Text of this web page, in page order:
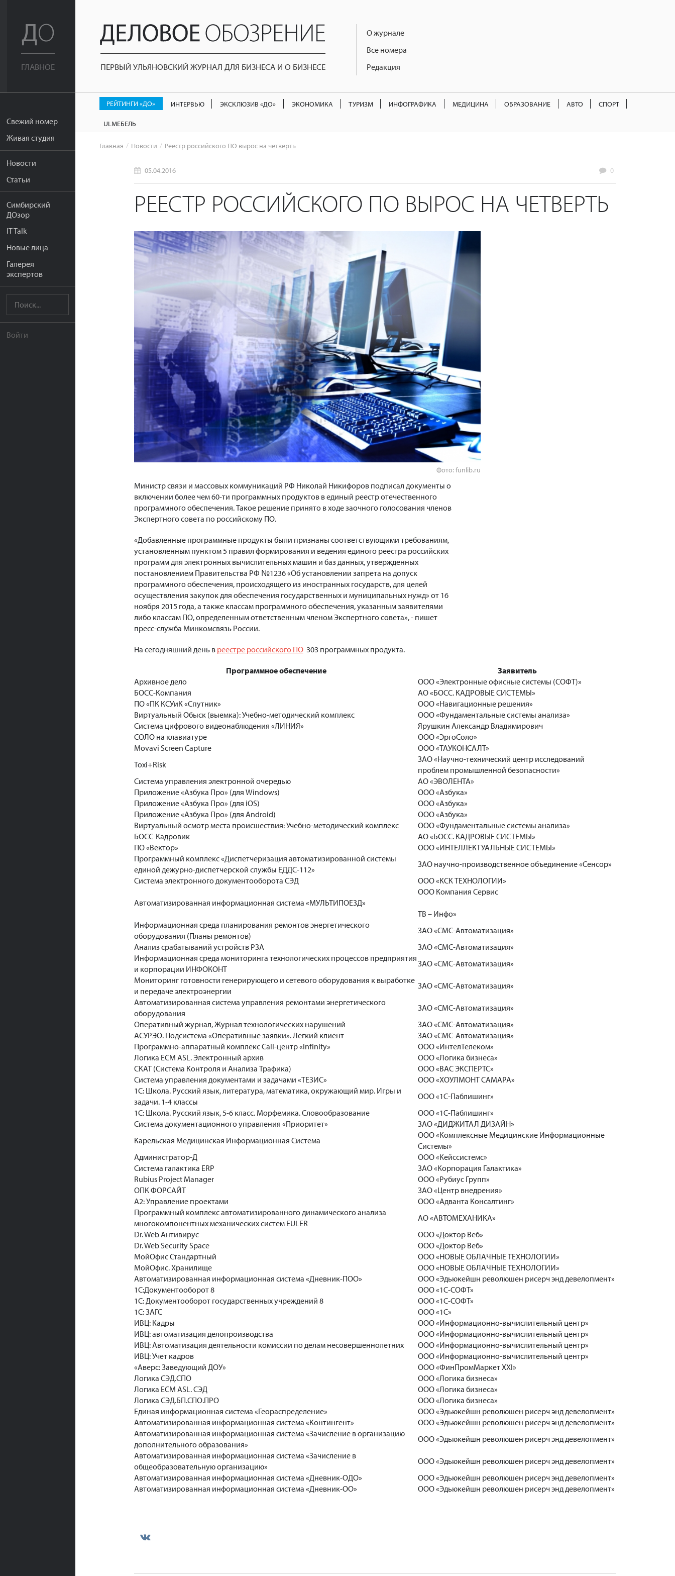
ГЛАВНОЕ
Свежий номер
Живая студия
Новости
Статьи
Симбирский
ДОзор
IT Talk
Новые лица
Галерея
экспертов
Войти
ПЕРВЫЙ УЛЬЯНОВСКИЙ ЖУРНАЛ ДЛЯ БИЗНЕСА И О БИЗНЕСЕ
О журнале
Все номера
Редакция
РЕЙТИНГИ «ДО» ИНТЕРВЬЮ ЭКСКЛЮЗИВ «ДО» ЭКОНОМИКА ТУРИЗМ ИНФОГРАФИКА МЕДИЦИНА ОБРАЗОВАНИЕ АВТО СПОРТ
ULМЕБЕЛЬ
Главная Новости Реестр российского ПО вырос на четверть
05.04.2016 0
РЕЕСТР РОССИЙСКОГО ПО ВЫРОС НА ЧЕТВЕРТЬ
Фото: funlib.ru
Министр связи и массовых коммуникаций РФ Николай Никифоров подписал документы о
включении более чем 60-ти программных продуктов в единый реестр отечественного
программного обеспечения. Такое решение принято в ходе заочного голосования членов
Экспертного совета по российскому ПО.
«Добавленные программные продукты были признаны соответствующими требованиям,
установленным пунктом 5 правил формирования и ведения единого реестра российских
программ для электронных вычислительных машин и баз данных, утвержденных
постановлением Правительства РФ №1236 «Об установлении запрета на допуск
программного обеспечения, происходящего из иностранных государств, для целей
осуществления закупок для обеспечения государственных и муниципальных нужд» от 16
ноября 2015 года, а также классам программного обеспечения, указанным заявителями
либо классам ПО, определенным ответственным членом Экспертного совета», - пишет
пресс-служба Минкомсвязь России.
На сегодняшний день в реестре российского ПО 303 программных продукта.
Программное обеспечение
Заявитель
Архивное дело
ООО «Электронные офисные системы (СОФТ)»
БОСС-Компания
АО «БОСС. КАДРОВЫЕ СИСТЕМЫ»
ПО «ПК КСУиК «Спутник»
ООО «Навигационные решения»
Виртуальный Обыск (выемка): Учебно-методический комплекс
ООО «Фундаментальные системы анализа»
Система цифрового видеонаблюдения «ЛИНИЯ»
Ярушкин Александр Владимирович
СОЛО на клавиатуре
ООО «ЭргоСоло»
Movavi Screen Capture
ООО «ТАУКОНСАЛТ»
Toxi+Risk
ЗАО «Научно-технический центр исследований
проблем промышленной безопасности»
Система управления электронной очередью
АО «ЭВОЛЕНТА»
Приложение «Азбука Про» (для Windows)
ООО «Азбука»
Приложение «Азбука Про» (для iOS)
ООО «Азбука»
Приложение «Азбука Про» (для Android)
ООО «Азбука»
Виртуальный осмотр места происшествия: Учебно-методический комплекс
ООО «Фундаментальные системы анализа»
БОСС-Кадровик
АО «БОСС. КАДРОВЫЕ СИСТЕМЫ»
ПО «Вектор»
ООО «ИНТЕЛЛЕКТУАЛЬНЫЕ СИСТЕМЫ»
Программный комплекс «Диспетчеризация автоматизированной системы
единой дежурно-диспетчерской службы ЕДДС-112»
ЗАО научно-производственное объединение «Сенсор»
Система электронного документооборота СЭД
ООО «КСК ТЕХНОЛОГИИ»
Автоматизированная информационная система «МУЛЬТИПОЕЗД»
ООО Компания Сервис
ТВ – Инфо»
Информационная среда планирования ремонтов энергетического
оборудования (Планы ремонтов)
ЗАО «СМС-Автоматизация»
Анализ срабатываний устройств РЗА
ЗАО «СМС-Автоматизация»
Информационная среда мониторинга технологических процессов предприятия
и корпорации ИНФОКОНТ
ЗАО «СМС-Автоматизация»
Мониторинг готовности генерирующего и сетевого оборудования к выработке
и передаче электроэнергии
ЗАО «СМС-Автоматизация»
Автоматизированная система управления ремонтами энергетического
оборудования
ЗАО «СМС-Автоматизация»
Оперативный журнал, Журнал технологических нарушений
ЗАО «СМС-Автоматизация»
АСУРЭО. Подсистема «Оперативные заявки». Легкий клиент
ЗАО «СМС-Автоматизация»
Программно-аппаратный комплекс Call-центр «Infinity»
ООО «ИнтелТелеком»
Логика ЕСМ ASL. Электронный архив
ООО «Логика бизнеса»
СКАТ (Система Контроля и Анализа Трафика)
ООО «ВАС ЭКСПЕРТС»
Система управления документами и задачами «ТЕЗИС»
ООО «ХОУЛМОНТ САМАРА»
1С: Школа. Русский язык, литература, математика, окружающий мир. Игры и
задачи. 1-4 классы
ООО «1С-Паблишинг»
1С: Школа. Русский язык, 5-6 класс. Морфемика. Словообразование
ООО «1С-Паблишинг»
Система документационного управления «Приоритет»
ЗАО «ДИДЖИТАЛ ДИЗАЙН»
Карельская Медицинская Информационная Система
ООО «Комплексные Медицинские Информационные
Системы»
Администратор-Д
ООО «Кейссистемс»
Система галактика ERP
ЗАО «Корпорация Галактика»
Rubius Project Manager
ООО «Рубиус Групп»
ОПК ФОРСАЙТ
ЗАО «Центр внедрения»
А2: Управление проектами
ООО «Адванта Консалтинг»
Программный комплекс автоматизированного динамического анализа
многокомпонентных механических систем EULER
АО «АВТОМЕХАНИКА»
Dr. Web Антивирус
ООО «Доктор Веб»
Dr. Web Security Space
ООО «Доктор Веб»
МойОфис Стандартный
ООО «НОВЫЕ ОБЛАЧНЫЕ ТЕХНОЛОГИИ»
МойОфис. Хранилище
ООО «НОВЫЕ ОБЛАЧНЫЕ ТЕХНОЛОГИИ»
Автоматизированная информационная система «Дневник-ПОО»
ООО «Эдьюкейшн революшен рисерч энд девелопмент»
1С:Документооборот 8
ООО «1С-СОФТ»
1С: Документооборот государственных учреждений 8
ООО «1С-СОФТ»
1С: ЗАГС
ООО «1С»
ИВЦ: Кадры
ООО «Информационно-вычислительный центр»
ИВЦ: автоматизация делопроизводства
ООО «Информационно-вычислительный центр»
ИВЦ: Автоматизация деятельности комиссии по делам несовершеннолетних
ООО «Информационно-вычислительный центр»
ИВЦ: Учет кадров
ООО «Информационно-вычислительный центр»
«Аверс: Заведующий ДОУ»
ООО «ФинПромМаркет XXI»
Логика СЭД.СПО
ООО «Логика бизнеса»
Логика ЕСМ ASL. СЭД
ООО «Логика бизнеса»
Логика СЭД.БП.СПО.ПРО
ООО «Логика бизнеса»
Единая информационная система «Геораспределение»
ООО «Эдьюкейшн революшен рисерч энд девелопмент»
Автоматизированная информационная система «Контингент»
ООО «Эдьюкейшн революшен рисерч энд девелопмент»
Автоматизированная информационная система «Зачисление в организацию
дополнительного образования»
ООО «Эдьюкейшн революшен рисерч энд девелопмент»
Автоматизированная информационная система «Зачисление в
общеобразовательную организацию»
ООО «Эдьюкейшн революшен рисерч энд девелопмент»
Автоматизированная информационная система «Дневник-ОДО»
ООО «Эдьюкейшн революшен рисерч энд девелопмент»
Автоматизированная информационная система «Дневник-ОО»
ООО «Эдьюкейшн революшен рисерч энд девелопмент»